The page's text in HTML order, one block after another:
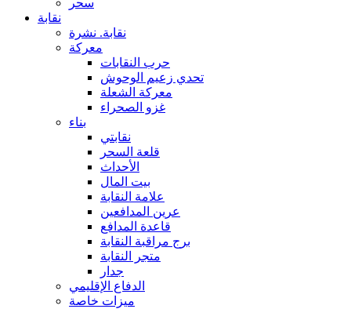
سحر
نقابة
نقابة. نشرة
معركة
حرب النقابات
تحدي زعيم الوحوش
معركة الشعلة
غزو الصحراء
بناء
نقابتي
قلعة السحر
الأحداث
بيت المال
علامة النقابة
عرين المدافعين
قاعدة المدافع
برج مراقبة النقابة
متجر النقابة
جدار
الدفاع الإقليمي
ميزات خاصة